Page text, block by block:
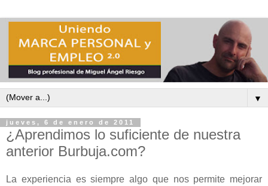
▼
jueves, 6 de enero de 2011
¿Aprendimos lo suficiente de nuestra
anterior Burbuja.com?
La experiencia es siempre algo que nos permite mejorar